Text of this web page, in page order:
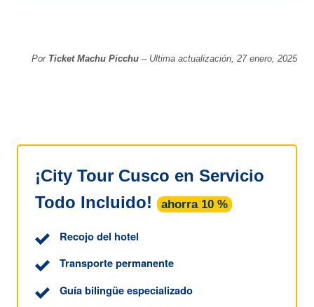
Por Ticket Machu Picchu– Ultima actualización, 27 enero, 2025
¡City Tour Cusco en Servicio
Todo Incluido! ahorra 10 %
Recojo del hotel
Transporte permanente
Guía bilingüe especializado